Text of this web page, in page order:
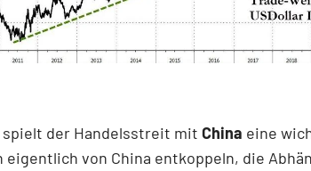
spielt der Handelsstreit mit China eine
eigentlich von China entkoppeln, die